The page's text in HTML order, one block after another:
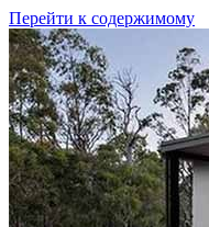
Перейти к содержимому